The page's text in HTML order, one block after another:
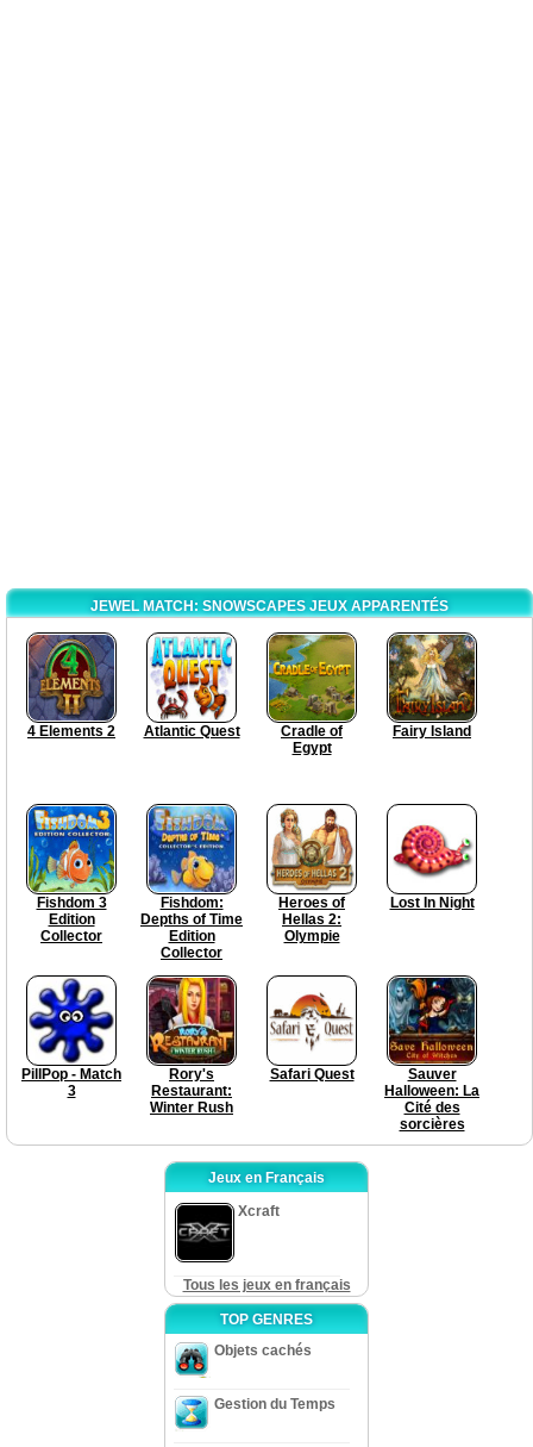
JEWEL MATCH: SNOWSCAPES JEUX APPARENTÉS
4 Elements 2 Atlantic Quest
Cradle of
Egypt
Fairy Island
Fishdom 3
Edition
Collector
Fishdom:
Depths of Time
Edition
Collector
Heroes of
Hellas 2:
Olympie
Lost In Night
PillPop - Match
3
Rory's
Restaurant:
Winter Rush
Safari Quest
Sauver
Halloween: La
Cité des
sorcières
Jeux en Français
Xcraft
Tous les jeux en français
TOP GENRES
Objets cachés
Gestion du Temps